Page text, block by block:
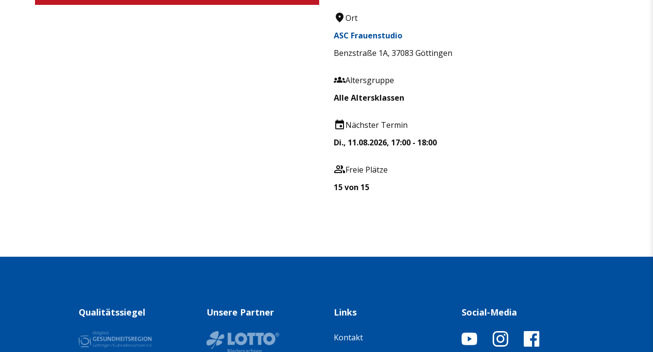
Ort
ASC Frauenstudio
Benzstraße 1A, 37083 Göttingen
Altersgruppe
Alle Altersklassen
Nächster Termin
Di., 11.08.2026, 17:00 - 18:00
Freie Plätze
15 von 15
Qualitätssiegel Unsere Partner Links
Kontakt
Social-Media